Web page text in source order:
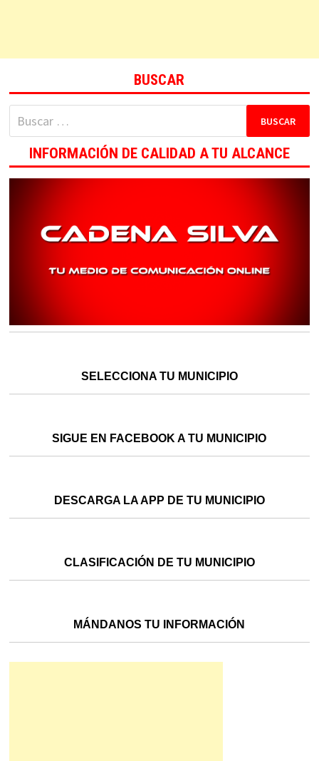
BUSCAR
Buscar:
INFORMACIÓN DE CALIDAD A TU ALCANCE
SELECCIONA TU MUNICIPIO
SIGUE EN FACEBOOK A TU MUNICIPIO
DESCARGA LA APP DE TU MUNICIPIO
CLASIFICACIÓN DE TU MUNICIPIO
MÁNDANOS TU INFORMACIÓN